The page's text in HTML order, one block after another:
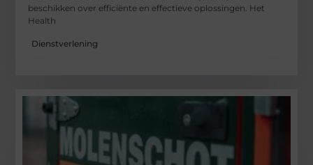
beschikken over efficiënte en effectieve oplossingen. Het
Health
Dienstverlening